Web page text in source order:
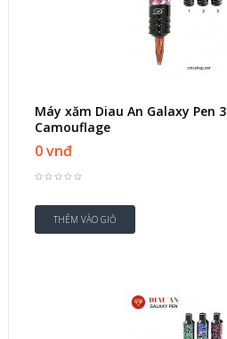
Máy xăm Diau An Galaxy Pen
Camouflage
0 vnđ